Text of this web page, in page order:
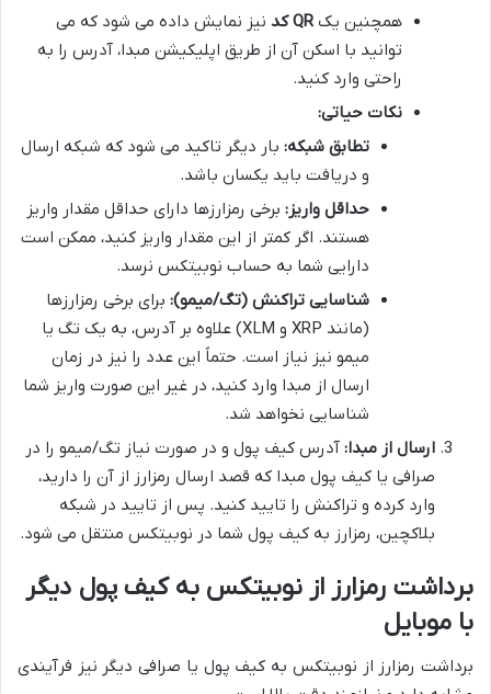
همچنین یکQR کد
نیز نمایش داده می شود که می
توانید با اسکن آن از طریق اپلیکیشن مبدا، آدرس را به
راحتی وارد کنید.
نکات حیاتی:
تطابق شبکه: بار دیگر تاکید می شود که شبکه ارسال
و دریافت باید یکسان باشد.
حداقل واریز: برخی رمزارزها دارای حداقل مقدار واریز
هستند. اگر کمتر از این مقدار واریز کنید، ممکن است
دارایی شما به حساب نوبیتکس نرسد.
شناسایی تراکنش (تگ/میمو): برای برخی رمزارزها
(مانند XRP و XLM) علاوه بر آدرس، به یک تگ یا
میمو نیز نیاز است. حتماً این عدد را نیز در زمان
ارسال از مبدا وارد کنید، در غیر این صورت واریز شما
شناسایی نخواهد شد.
ارسال از مبدا: آدرس کیف پول و در صورت نیاز تگ/میمو را در
صرافی یا کیف پول مبدا که قصد ارسال رمزارز از آن را دارید،
وارد کرده و تراکنش را تایید کنید. پس از تایید در شبکه
بلاکچین، رمزارز به کیف پول شما در نوبیتکس منتقل می شود.
برداشت رمزارز از نوبیتکس به کیف پول دیگر
با موبایل
برداشت رمزارز از نوبیتکس به کیف پول یا صرافی دیگر نیز فرآیندی